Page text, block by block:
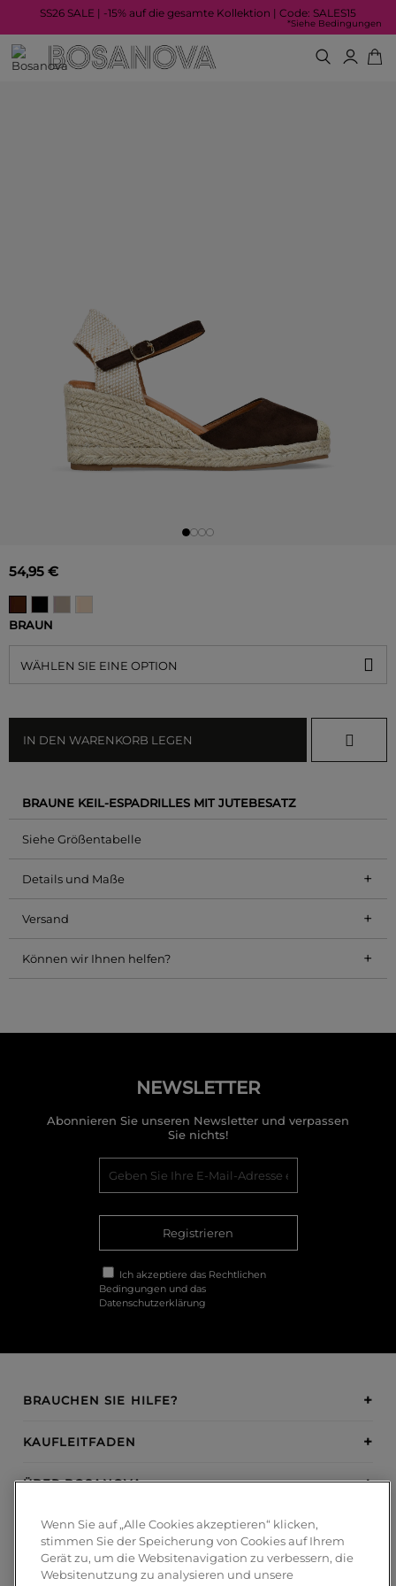
SS26 SALE | -15% auf die gesamte Kollektion | Code: SALES15
*Siehe Bedingungen
54,95 €
BRAUN
WÄHLEN SIE EINE OPTION
IN DEN WARENKORB LEGEN
BRAUNE KEIL-ESPADRILLES MIT JUTEBESATZ
Siehe Größentabelle
Details und Maße +
Versand +
Können wir Ihnen helfen? +
NEWSLETTER
Abonnieren Sie unseren Newsletter und verpassen
Sie nichts!
Registrieren
Ich akzeptiere das Rechtlichen
Bedingungen und das
Datenschutzerklärung
BRAUCHEN SIE HILFE?
KAUFLEITFADEN
ÜBER BOSANOVA
INSPIRATION
ZAHLUNGSMETHODEN
Wenn Sie auf „Alle Cookies akzeptieren“ klicken,
stimmen Sie der Speicherung von Cookies auf Ihrem
Gerät zu, um die Websitenavigation zu verbessern, die
Websitenutzung zu analysieren und unsere